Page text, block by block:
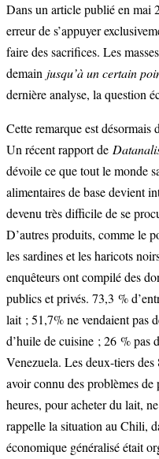
Dans un article publié en mai
erreur de s’appuyer
faire des sacrifices. Les
demain jusqu’à un certain
dernière analyse, la question
Cette remarque est désormais
Un récent rapport de
dévoile ce que tout le monde
alimentaires de base devient
devenu très difficile de se
D’autres produits, comme le
les sardines et les haricots
enquêteurs ont compilé des
publics et privés. 73,3 %
lait ; 51,7% ne vendaient pas
d’huile de cuisine ; 26 % pas
Venezuela. Les deux-tiers
avoir connu des problèmes
heures, pour acheter du lait,
rappelle la situation au Chili,
économique généralisé était